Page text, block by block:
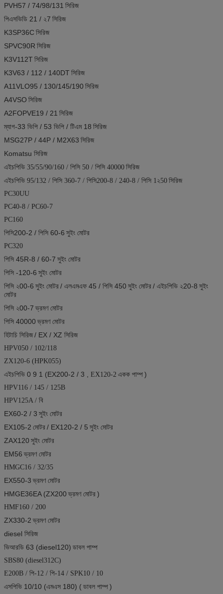
PVH57 / 74/98/131 সিরিজ
পিএসভিডি 21 / ২7 সিরিজ
K3SP36Cসিরিজ
SPVC90R সিরিজ
K3V112Tসিরিজ
K3V63 / 112 / 140DTসিরিজ
A11VLO95 / 130/145/190 সিরিজ
A4VSO সিরিজ
A2FOPVE19 / 21 সিরিজ
ম্যাগ-33 ভিপি / 53 ভিপি / টিএম 18 সিরিজ
MSG27P / 44P / M2X63 সিরিজ
Komatsu সিরিজ
এইচপিভি 35/55/90/160 / পিসি 50 / পিসি 40000 সিরিজ
এইচপিভি 95/132 / পিসি 360-7 / পিসি200-8 / 240-8 / পিসি 1২50 সিরিজ
PC30UU
PC40-8 / PC60-7
PC160
পিসি200-2 / পিসি 60-6 সুইং মোটর
PC320
পিসি 45R-8 / 60-7 সুইং মোটর
পিসি -120-6 সুইং মোটর
পিসি ২00-6 সুইং মোটর/ এলএমএফ 45 / পিসি 450 সুইং মোটর/ এইচপিভি ২20-8 সুইং
মোটর
পিসি ২00-7 ভ্রমণ মোটর
পিসি 40000 ভ্রমণ মোটর
হিটাচি সিরিজ/ EX / XZ সিরিজ
HPV050 / 102/118
ZX120-6 (HPK055)
এইচপিভি 0 9 1 (EX200-2 / 3 , EX120-2 একক পাম্প)
HPV116 / 145 / 125B
HPV125A / বি
EX60-2 / 3 সুইং মোটর
EX105-2 মোটর/ EX120-2 / 5 সুইং মোটর
ZAX120 সুইং মোটর
EM56 ভ্রমণ মোটর
HMGC16 / 32/35
EX550-3 ভ্রমণ মোটর
HMGE36EA (ZX200 ভ্রমণ মোটর)
HMF160 / 200
ZX330-2 ভ্রমণ মোটর
diesel সিরিজ
ভিআরডি 63 (diesel120) ডাবল পাম্প
SBS80 (diesel312C)
E200B / পি-12 / পি-14 / SPK10 / 10
এসপিভি 10/10 (এমএস 180) ( ডাবল পাম্প)